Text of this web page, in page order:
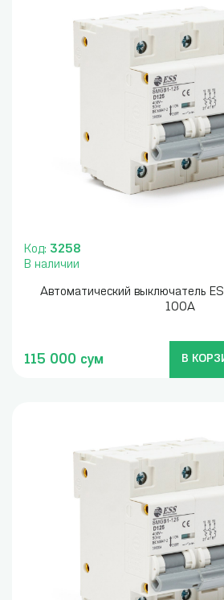
Код: 3258
В наличии
Автоматический выключатель
100A
115 000 сум В